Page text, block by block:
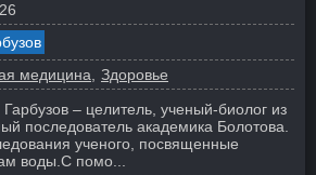
медицина
Здоровье
– целитель, ученый-биолог из
последователь академика Болотова.
ученого, посвященные
воды. С помо...